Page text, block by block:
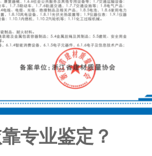
专业鉴定？